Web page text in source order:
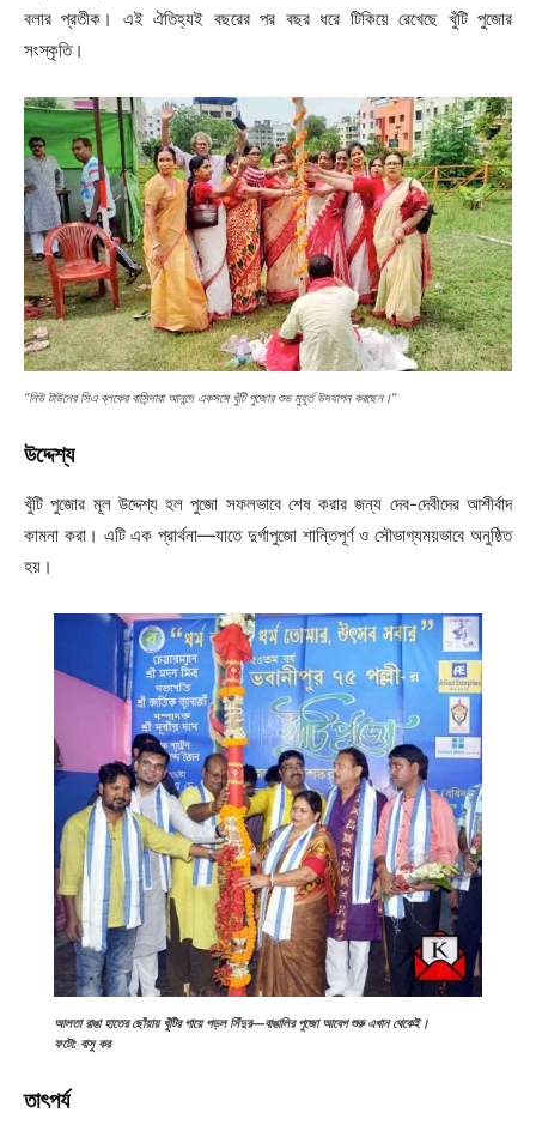
বলার প্রতীক। এই ঐতিহ্যই বছরের পর বছর ধরে টিকিয়ে রেখেছে খুঁটি পুজোর
সংস্কৃতি।
“নিউ টাউনের সিএ ব্লকের বাসিন্দারা আনন্দে একসঙ্গে খুঁটি পুজোর শুভ মুহূর্ত উদযাপন করছেন।”
উদ্দেশ্য
খুঁটি পুজোর মূল উদ্দেশ্য হল পুজো সফলভাবে শেষ করার জন্য দেব-দেবীদের আশীর্বাদ
কামনা করা। এটি এক প্রার্থনা—যাতে দুর্গাপুজো শান্তিপূর্ণ ও সৌভাগ্যময়ভাবে অনুষ্ঠিত
হয়।
আলতা রাঙা হাতের ছোঁয়ায় খুঁটির গায়ে পড়ল সিঁদুর—বাঙালির পুজো আবেগ শুরু এখান থেকেই।
ফটো: বাসু কর
তাৎপর্য